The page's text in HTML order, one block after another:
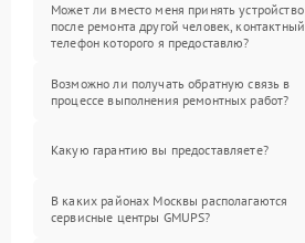
Может ли вместо меня принять устройство
после ремонта другой человек, контактный
телефон которого я предоставлю?
Возможно ли получать обратную связь в
процессе выполнения ремонтных работ?
Какую гарантию вы предоставляете?
В каких районах Москвы располагаются
сервисные центры GMUPS?